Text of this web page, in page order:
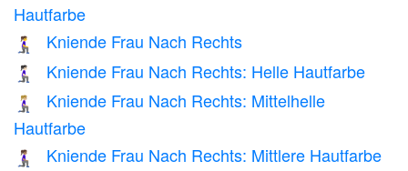
Hautfarbe
🧎‍♀️‍➡️ Kniende Frau Nach Rechts
🧎🏻‍♀️‍➡️ Kniende Frau Nach Rechts: Helle Hautfarbe
🧎🏼‍♀️‍➡️
Kniende Frau Nach Rechts: Mittelhelle
Hautfarbe
🧎🏽‍♀️‍➡️ Kniende Frau Nach Rechts: Mittlere Hautfarbe